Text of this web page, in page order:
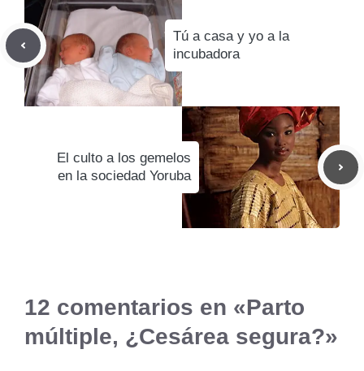
Tú a casa y yo a la
incubadora
El culto a los gemelos
en la sociedad Yoruba
12 comentarios en «Parto
múltiple, ¿Cesárea segura?»